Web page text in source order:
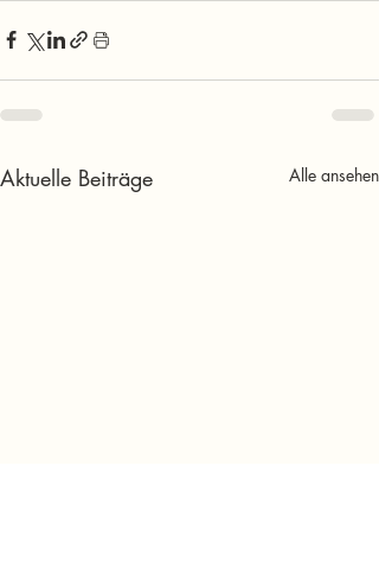
Aktuelle Beiträge Alle ansehen